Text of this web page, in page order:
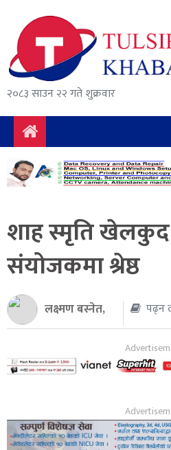
२०८३ साउन २२ गते शुक्रवार
समाचार
राजनीति
सुरक्षा/
अपराध
दुर्घटना
विचार
अर्थ
संवाद
मनोरञ्जन
शाह स्मृति
संयोजकमा श्रेष्ठ
लक्ष्मण बस्नेत, पढ्न